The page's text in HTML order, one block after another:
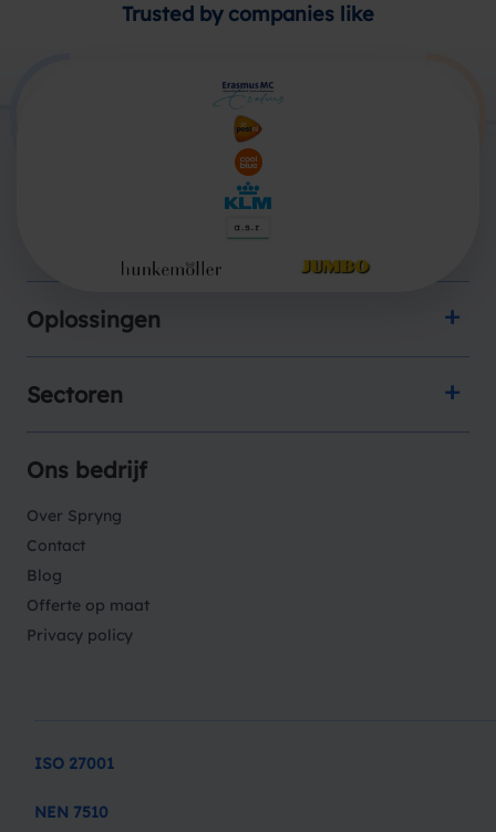
Trusted by companies like
Oplossingen
Sectoren
Ons bedrijf
Over Spryng
Contact
Blog
Offerte op maat
Privacy policy
ISO 27001
NEN 7510